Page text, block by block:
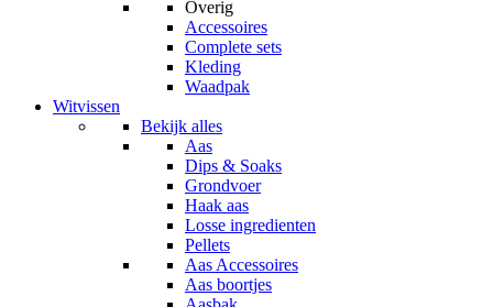
Overig
Accessoires
Complete sets
Kleding
Waadpak
Witvissen
Bekijk alles
Aas
Dips & Soaks
Grondvoer
Haak aas
Losse ingredienten
Pellets
Aas Accessoires
Aas boortjes